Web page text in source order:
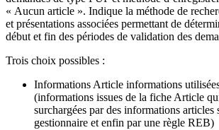
« Aucun article ». Indique la méthode de
et présentations associées permettant de
début et fin des périodes de validation des
Trois choix possibles :
Informations Article informations
(informations issues de la fiche Article
surchargées par des informations articles
gestionnaire et enfin par une règle REB)